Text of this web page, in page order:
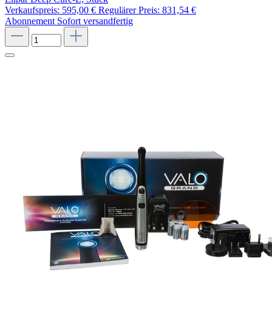
Verkaufspreis: 595,00 € Regulärer Preis: 831,54 €
Abonnement Sofort versandfertig